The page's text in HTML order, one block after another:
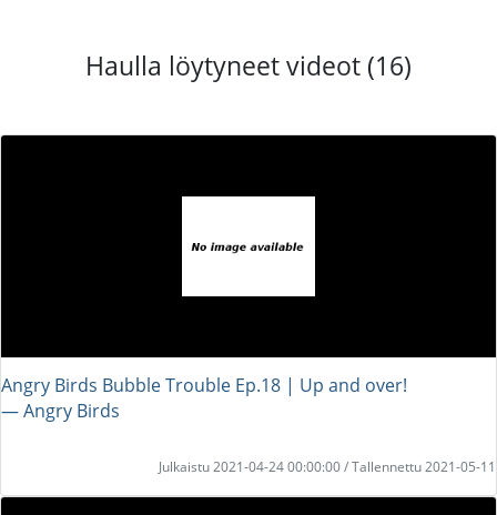
Haulla löytyneet videot (16)
Angry Birds Bubble Trouble Ep.18 | Up and over!
― Angry Birds
Julkaistu 2021-04-24 00:00:00 / Tallennettu 2021-05-11